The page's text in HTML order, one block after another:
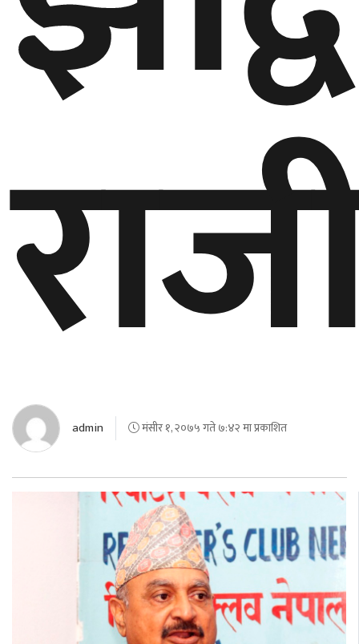
बेलायत
जापान
admin मंसीर १, २०७५ गते ७:४२ मा प्रकाशित